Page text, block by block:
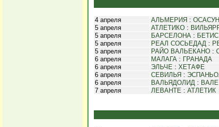
4 апреля АЛЬМЕРИЯ :
5 апреля
АТЛЕТИКО :
5 апреля
БАРСЕЛОНА : БЕТИС
5 апреля
РЕАЛ СОСЬЕДАД :
5 апреля
РАЙО ВАЛЬЕКАНО :
6 апреля
МАЛАГА : ГРАНАДА
6 апреля
ЭЛЬЧЕ : ХЕТАФЕ
6 апреля
СЕВИЛЬЯ :
6 апреля
ВАЛЬЯДОЛИД :
7 апреля
ЛЕВАНТЕ : АТЛЕТИК